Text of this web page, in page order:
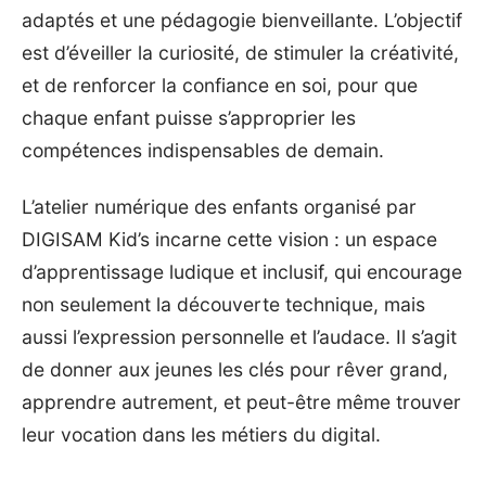
adaptés et une pédagogie bienveillante. L’objectif
est d’éveiller la curiosité, de stimuler la créativité,
et de renforcer la confiance en soi, pour que
chaque enfant puisse s’approprier les
compétences indispensables de demain.
L’atelier numérique des enfants organisé par
DIGISAM Kid’s incarne cette vision : un espace
d’apprentissage ludique et inclusif, qui encourage
non seulement la découverte technique, mais
aussi l’expression personnelle et l’audace. Il s’agit
de donner aux jeunes les clés pour rêver grand,
apprendre autrement, et peut-être même trouver
leur vocation dans les métiers du digital.